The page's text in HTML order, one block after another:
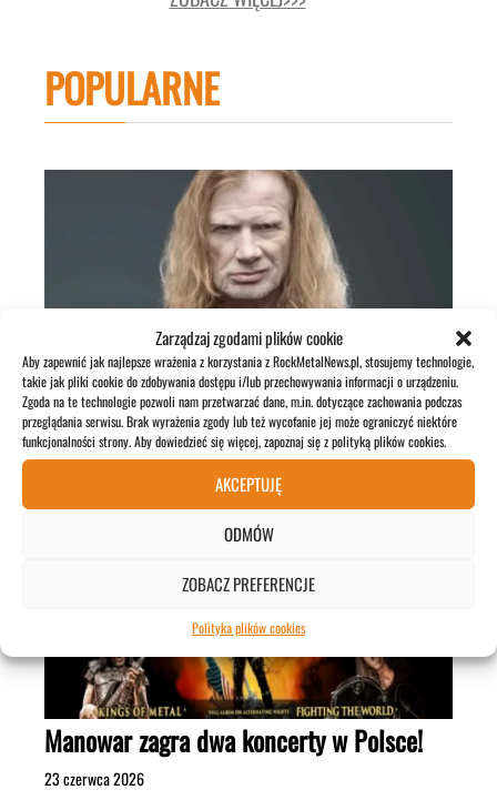
Zarządzaj zgodami plików cookie
Aby zapewnić jak najlepsze wrażenia z korzystania z RockMetalNews.pl, stosujemy technologie,
takie jak pliki cookie do zdobywania dostępu i/lub przechowywania informacji o urządzeniu.
Zgoda na te technologie pozwoli nam przetwarzać dane, m.in. dotyczące zachowania podczas
przeglądania serwisu. Brak wyrażenia zgody lub też wycofanie jej może ograniczyć niektóre
funkcjonalności strony. Aby dowiedzieć się więcej, zapoznaj się z polityką plików cookies.
AKCEPTUJĘ
ODMÓW
ZOBACZ PREFERENCJE
Polityka plików cookies
POPULARNE
Dave Mustaine o swoich ulubionych
gitarzystach
4 lipca 2026
Manowar zagra dwa koncerty w Polsce!
23 czerwca 2026